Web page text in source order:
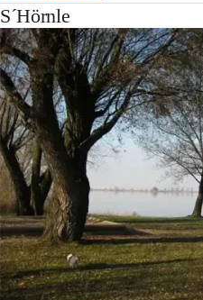
S´Hörnle